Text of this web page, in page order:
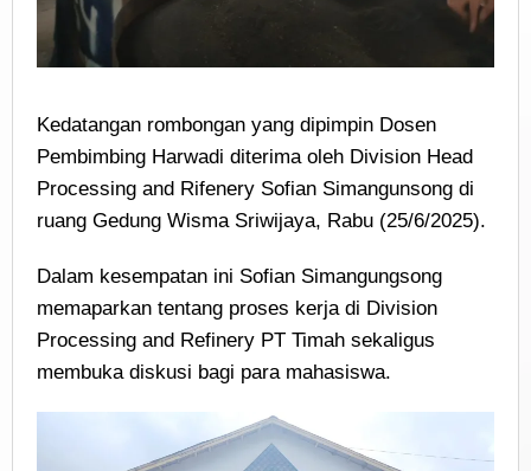
Kedatangan rombongan yang dipimpin Dosen
Pembimbing Harwadi diterima oleh Division Head
Processing and Rifenery Sofian Simangunsong di
ruang Gedung Wisma Sriwijaya, Rabu (25/6/2025).
Dalam kesempatan ini Sofian Simangungsong
memaparkan tentang proses kerja di Division
Processing and Refinery PT Timah sekaligus
membuka diskusi bagi para mahasiswa.